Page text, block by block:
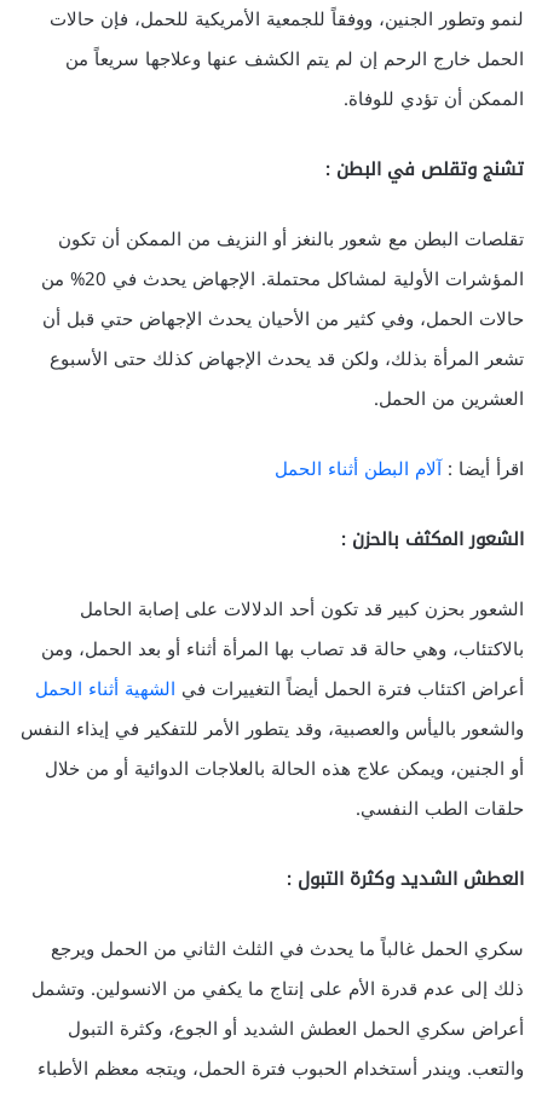
لنمو وتطور الجنين، ووفقاً للجمعية الأمريكية للحمل، فإن حالات
الحمل خارج الرحم إن لم يتم الكشف عنها وعلاجها سريعاً من
الممكن أن تؤدي للوفاة.
تشنج وتقلص في البطن :
تقلصات البطن مع شعور بالنغز أو النزيف من الممكن أن تكون
المؤشرات الأولية لمشاكل محتملة. الإجهاض يحدث في 20% من
حالات الحمل، وفي كثير من الأحيان يحدث الإجهاض حتي قبل أن
تشعر المرأة بذلك، ولكن قد يحدث الإجهاض كذلك حتى الأسبوع
العشرين من الحمل.
اقرأ أيضا :آلام البطن أثناء الحمل
الشعور المكثف بالحزن :
الشعور بحزن كبير قد تكون أحد الدلالات على إصابة الحامل
بالاكتئاب، وهي حالة قد تصاب بها المرأة أثناء أو بعد الحمل، ومن
أعراض اكتئاب فترة الحمل أيضاً التغييرات في الشهية أثناء الحمل
والشعور باليأس والعصبية، وقد يتطور الأمر للتفكير في إيذاء النفس
أو الجنين، ويمكن علاج هذه الحالة بالعلاجات الدوائية أو من خلال
حلقات الطب النفسي.
العطش الشديد وكثرة التبول :
سكري الحمل غالباً ما يحدث في الثلث الثاني من الحمل ويرجع
ذلك إلى عدم قدرة الأم على إنتاج ما يكفي من الانسولين. وتشمل
أعراض سكري الحمل العطش الشديد أو الجوع، وكثرة التبول
والتعب. ويندر أستخدام الحبوب فترة الحمل، ويتجه معظم الأطباء